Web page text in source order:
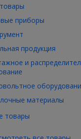
товары
приборы
продукция
и
материалы